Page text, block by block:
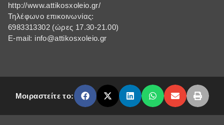
http://www.attikosxoleio.gr/
Τηλέφωνο επικοινωνίας:
6983313302 (ώρες 17.30-21.00)
E-mail: info@attikosxoleio.gr
Μοιραστείτε το: